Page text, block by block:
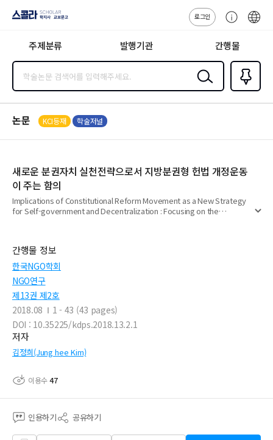
지사·교보문고
로그인
센
주제분류 발행기관 간행물
검색
즐겨찾
기0
논문 KCI등재 학술저널
새로운 분권자치 실천전략으로서 지방분권형 헌법 개정운동
이 주는 함의
Implications of Constitutional Reform Movement as a New Strategy
for Self-government and Decentralization : Focusing on the
간행물 정보
한국NGO학회
NGO연구
제13권 제2호
2018.08
1 - 43 (43 pages)
DOI : 10.35225/kdps.2018.13.2.1
저자
김정희(Jung hee Kim)
이용수47
인용하기 공유하기